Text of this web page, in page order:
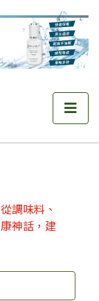
調味料、
神話，建